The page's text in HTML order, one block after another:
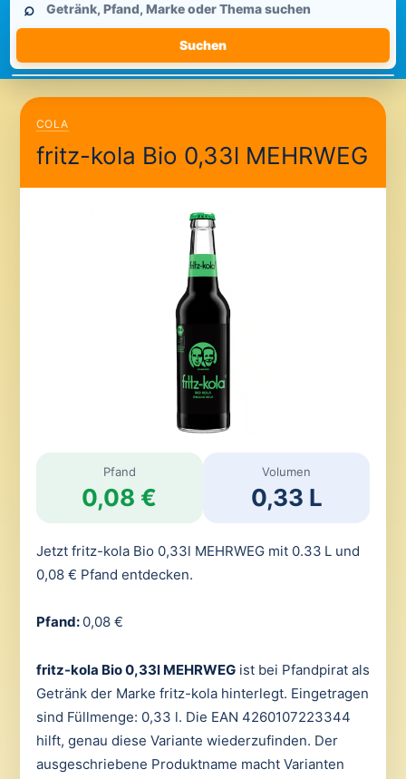
durchsuchen
⌕
Suchen
COLA
fritz-kola Bio 0,33l MEHRWEG
Pfand
0,08 €
Volumen
0,33 L
Jetzt fritz-kola Bio 0,33l MEHRWEG mit 0.33 L und
0,08 € Pfand entdecken.
Pfand: 0,08 €
fritz-kola Bio 0,33l MEHRWEGist bei Pfandpirat als
Getränk der Marke fritz-kola hinterlegt. Eingetragen
sind Füllmenge: 0,33 l. Die EAN 4260107223344
hilft, genau diese Variante wiederzufinden. Der
ausgeschriebene Produktname macht Varianten